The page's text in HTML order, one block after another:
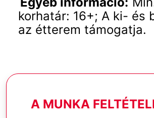
korhatár: 16+; A ki- és
az étterem támogatja.
A MUNKA